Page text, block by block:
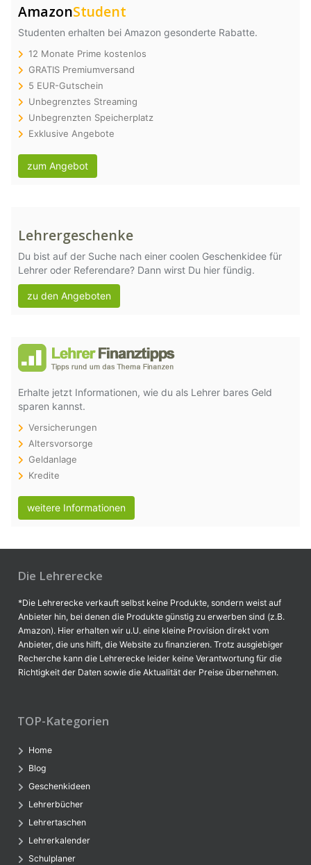
AmazonStudent
Studenten erhalten bei Amazon gesonderte Rabatte.
12 Monate Prime kostenlos
GRATIS Premiumversand
5 EUR-Gutschein
Unbegrenztes Streaming
Unbegrenzten Speicherplatz
Exklusive Angebote
zum Angebot
Lehrergeschenke
Du bist auf der Suche nach einer coolen Geschenkidee für
Lehrer oder Referendare? Dann wirst Du hier fündig.
zu den Angeboten
Erhalte jetzt Informationen, wie du als Lehrer bares Geld
sparen kannst.
Versicherungen
Altersvorsorge
Geldanlage
Kredite
weitere Informationen
Die Lehrerecke
*Die Lehrerecke verkauft selbst keine Produkte, sondern weist auf
Anbieter hin, bei denen die Produkte günstig zu erwerben sind (z.B.
Amazon). Hier erhalten wir u.U. eine kleine Provision direkt vom
Anbieter, die uns hilft, die Website zu finanzieren. Trotz ausgiebiger
Recherche kann die Lehrerecke leider keine Verantwortung für die
Richtigkeit der Daten sowie die Aktualität der Preise übernehmen.
TOP-Kategorien
Home
Blog
Geschenkideen
Lehrerbücher
Lehrertaschen
Lehrerkalender
Schulplaner